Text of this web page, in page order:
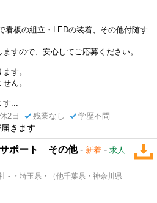
看板の組立・LEDの装着、その他付随す
すので、安心してご応募ください。
す。
ん。
...
2日 残業なし 学歴不問
きます
サポート その他- 新着 - 求人
- ・埼玉県・（他千葉県・神奈川県